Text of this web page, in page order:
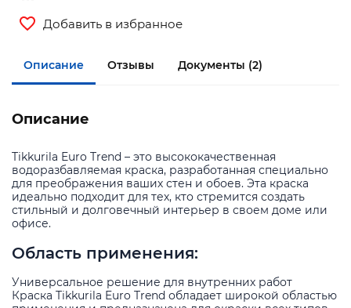
Добавить в избранное
Описание Отзывы Документы (2)
Описание
Tikkurila Euro Trend – это высококачественная
водоразбавляемая краска, разработанная специально
для преображения ваших стен и обоев. Эта краска
идеально подходит для тех, кто стремится создать
стильный и долговечный интерьер в своем доме или
офисе.
Область применения:
Универсальное решение для внутренних работ
Краска Tikkurila Euro Trend обладает широкой областью